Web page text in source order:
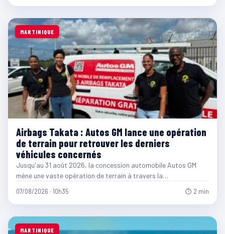
MARTINIQUE
Airbags Takata : Autos GM lance une opération
de terrain pour retrouver les derniers
véhicules concernés
Jusqu'au 31 août 2026, la concession automobile Autos GM
mène une vaste opération de terrain à travers la…
07/08/2026 · 10h35 ⏱ 2 min
MARTINIQUE